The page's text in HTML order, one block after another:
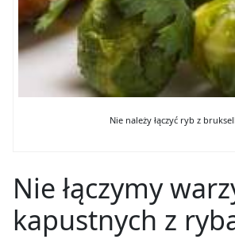
Nie należy łączyć ryb z
Nie łączymy
kapustnych z